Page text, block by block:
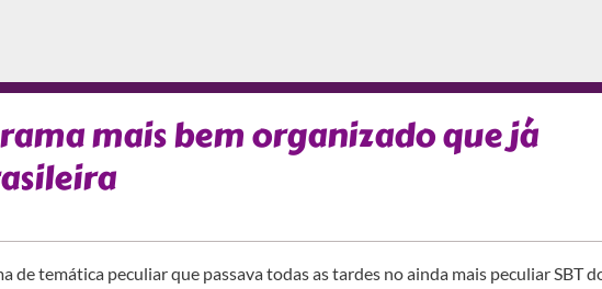
mais bem organizado que já
de temática peculiar que passava todas as tardes no ainda mais peculiar SBT